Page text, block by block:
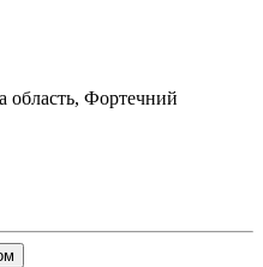
область, Фортечний